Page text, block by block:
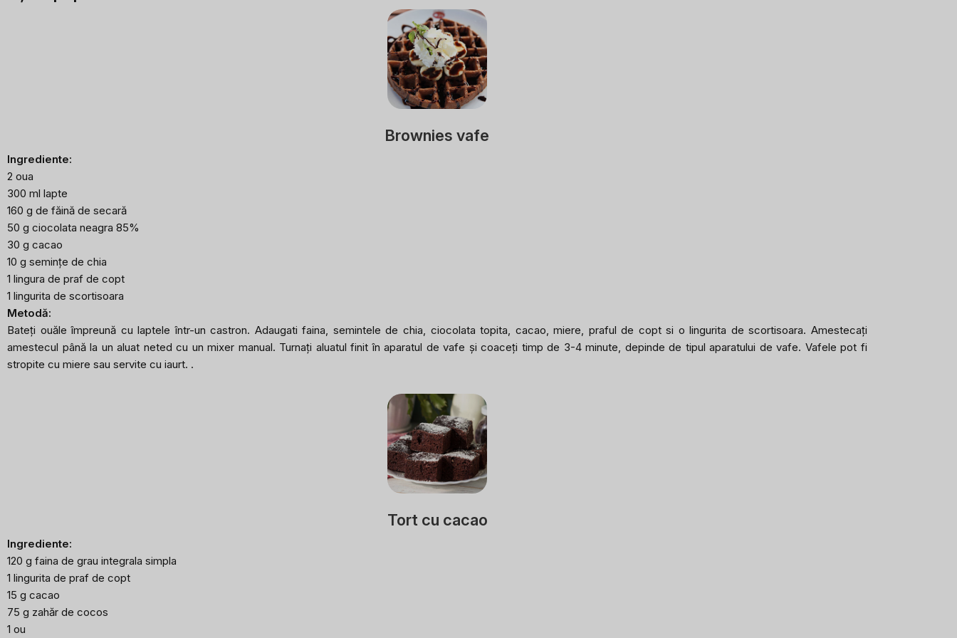
Brownies vafe
Ingrediente:
2 oua
300 ml lapte
160 g de făină de secară
50 g ciocolata neagra 85%
30 g cacao
10 g semințe de chia
1 lingura de praf de copt
1 lingurita de scortisoara
Metodă:
Bateți ouăle împreună cu laptele într-un castron. Adaugati faina, semintele de chia, ciocolata topita, cacao, miere, praful de copt si o lingurita de scortisoara. Amestecați
amestecul până la un aluat neted cu un mixer manual. Turnați aluatul finit în aparatul de vafe și coaceți timp de 3-4 minute, depinde de tipul aparatului de vafe. Vafele pot fi
stropite cu miere sau servite cu iaurt. .
Tort cu cacao
Ingrediente:
120 g faina de grau integrala simpla
1 lingurita de praf de copt
15 g cacao
75 g zahăr de cocos
1 ou